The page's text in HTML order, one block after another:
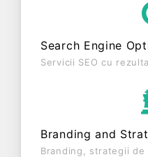
fiscal. CODRA SHOP
din punct de vedere
Societatea nu este
Search Engine
Servicii SEO cu
Branding and
Branding, strategii de